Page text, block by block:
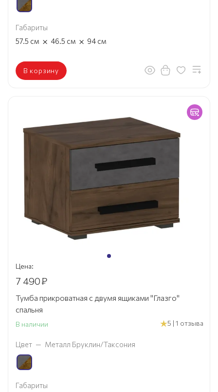
Габариты
57.5 см × 46.5 см × 94 см
В корзину
Цена:
7 490₽
Тумба прикроватная с двумя ящиками "Глазго"
спальня
В наличии 5 | 1 отзыва
Цвет — Металл Бруклин/Таксония
Габариты